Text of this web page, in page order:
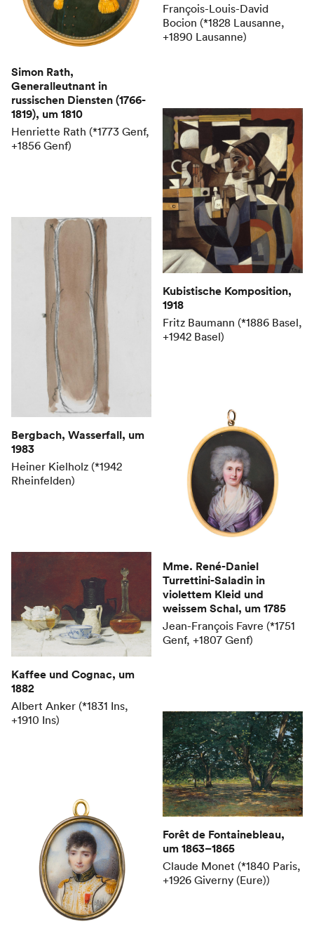
François-Louis-David
Bocion (*1828 Lausanne,
+1890 Lausanne)
Simon Rath,
Generalleutnant in
russischen Diensten (1766-
1819), um 1810
Henriette Rath (*1773 Genf,
+1856 Genf)
Kubistische Komposition,
1918
Fritz Baumann (*1886 Basel,
+1942 Basel)
Bergbach, Wasserfall, um
1983
Heiner Kielholz (*1942
Rheinfelden)
Mme. René-Daniel
Turrettini-Saladin in
violettem Kleid und
weissem Schal, um 1785
Jean-François Favre (*1751
Genf, +1807 Genf)
Kaffee und Cognac, um
1882
Albert Anker (*1831 Ins,
+1910 Ins)
Forêt de Fontainebleau,
um 1863–1865
Claude Monet (*1840 Paris,
+1926 Giverny (Eure))